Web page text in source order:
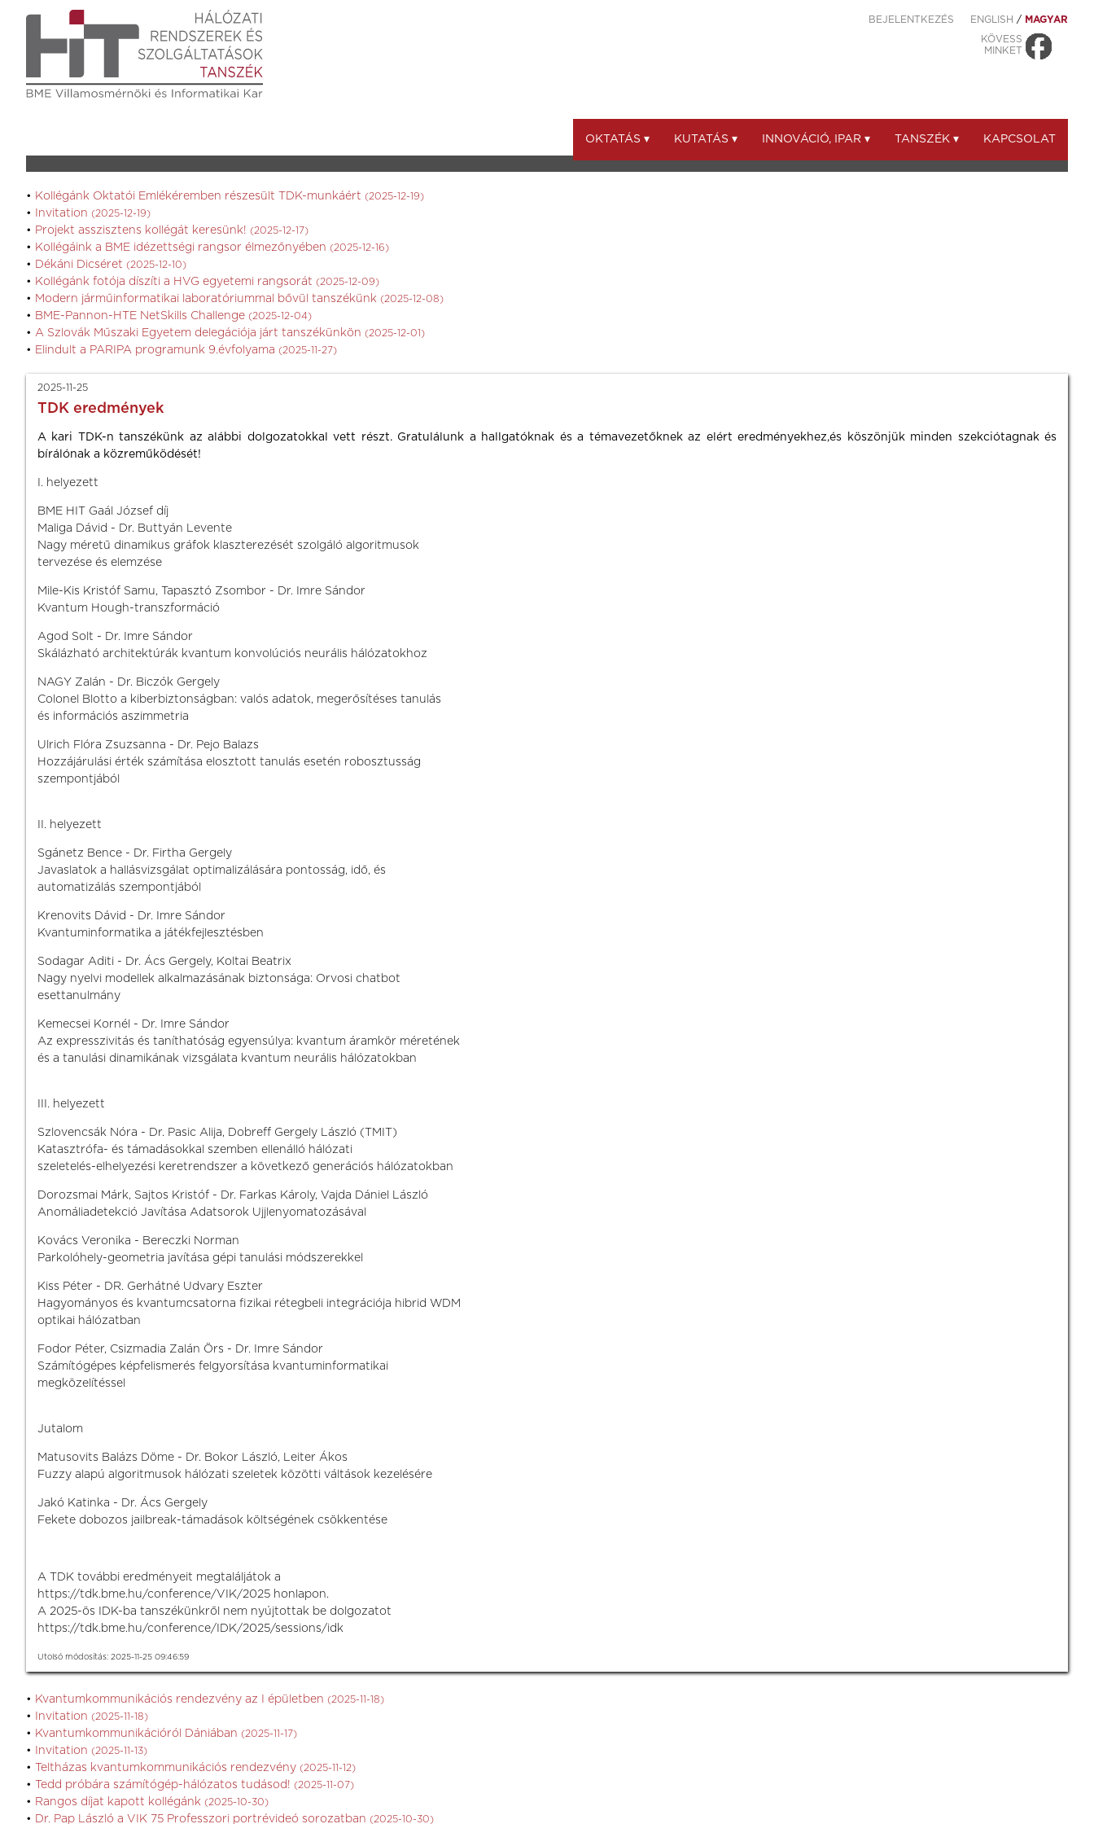
ENGLISH / MAGYAR
BEJELENTKEZÉS
KÖVESS
MINKET
OKTATÁS ▾ KUTATÁS ▾ INNOVÁCIÓ, IPAR ▾ TANSZÉK ▾ KAPCSOLAT
Kollégánk Oktatói Emlékéremben részesült TDK-munkáért (2025-12-19)
Invitation (2025-12-19)
Projekt asszisztens kollégát keresünk! (2025-12-17)
Kollégáink a BME idézettségi rangsor élmezőnyében (2025-12-16)
Dékáni Dicséret (2025-12-10)
Kollégánk fotója díszíti a HVG egyetemi rangsorát (2025-12-09)
Modern járműinformatikai laboratóriummal bővül tanszékünk (2025-12-08)
BME-Pannon-HTE NetSkills Challenge (2025-12-04)
A Szlovák Műszaki Egyetem delegációja járt tanszékünkön (2025-12-01)
Elindult a PARIPA programunk 9.évfolyama (2025-11-27)
2025-11-25
TDK eredmények
A kari TDK-n tanszékünk az alábbi dolgozatokkal vett részt. Gratulálunk a hallgatóknak és a témavezetőknek az elért eredményekhez,és köszönjük minden szekciótagnak és
bírálónak a közreműködését!
I. helyezett
BME HIT Gaál József díj
Maliga Dávid - Dr. Buttyán Levente
Nagy méretű dinamikus gráfok klaszterezését szolgáló algoritmusok
tervezése és elemzése
Mile-Kis Kristóf Samu, Tapasztó Zsombor - Dr. Imre Sándor
Kvantum Hough-transzformáció
Agod Solt - Dr. Imre Sándor
Skálázható architektúrák kvantum konvolúciós neurális hálózatokhoz
NAGY Zalán - Dr. Biczók Gergely
Colonel Blotto a kiberbiztonságban: valós adatok, megerősítéses tanulás
és információs aszimmetria
Ulrich Flóra Zsuzsanna - Dr. Pejo Balazs
Hozzájárulási érték számítása elosztott tanulás esetén robosztusság
szempontjából
II. helyezett
Sgánetz Bence - Dr. Firtha Gergely
Javaslatok a hallásvizsgálat optimalizálására pontosság, idő, és
automatizálás szempontjából
Krenovits Dávid - Dr. Imre Sándor
Kvantuminformatika a játékfejlesztésben
Sodagar Aditi - Dr. Ács Gergely, Koltai Beatrix
Nagy nyelvi modellek alkalmazásának biztonsága: Orvosi chatbot
esettanulmány
Kemecsei Kornél - Dr. Imre Sándor
Az expresszivitás és taníthatóság egyensúlya: kvantum áramkör méretének
és a tanulási dinamikának vizsgálata kvantum neurális hálózatokban
III. helyezett
Szlovencsák Nóra - Dr. Pasic Alija, Dobreff Gergely László (TMIT)
Katasztrófa- és támadásokkal szemben ellenálló hálózati
szeletelés-elhelyezési keretrendszer a következő generációs hálózatokban
Dorozsmai Márk, Sajtos Kristóf - Dr. Farkas Károly, Vajda Dániel László
Anomáliadetekció Javítása Adatsorok Ujjlenyomatozásával
Kovács Veronika - Bereczki Norman
Parkolóhely-geometria javítása gépi tanulási módszerekkel
Kiss Péter - DR. Gerhátné Udvary Eszter
Hagyományos és kvantumcsatorna fizikai rétegbeli integrációja hibrid WDM
optikai hálózatban
Fodor Péter, Csizmadia Zalán Örs - Dr. Imre Sándor
Számítógépes képfelismerés felgyorsítása kvantuminformatikai
megközelítéssel
Jutalom
Matusovits Balázs Döme - Dr. Bokor László, Leiter Ákos
Fuzzy alapú algoritmusok hálózati szeletek közötti váltások kezelésére
Jakó Katinka - Dr. Ács Gergely
Fekete dobozos jailbreak-támadások költségének csökkentése
A TDK további eredményeit megtaláljátok a
https://tdk.bme.hu/conference/VIK/2025 honlapon.
A 2025-ös IDK-ba tanszékünkről nem nyújtottak be dolgozatot
https://tdk.bme.hu/conference/IDK/2025/sessions/idk
Utolsó módosítás: 2025-11-25 09:46:59
Kvantumkommunikációs rendezvény az I épületben (2025-11-18)
Invitation (2025-11-18)
Kvantumkommunikációról Dániában (2025-11-17)
Invitation (2025-11-13)
Teltházas kvantumkommunikációs rendezvény (2025-11-12)
Tedd próbára számítógép-hálózatos tudásod! (2025-11-07)
Rangos díjat kapott kollégánk (2025-10-30)
Dr. Pap László a VIK 75 Professzori portrévideó sorozatban (2025-10-30)